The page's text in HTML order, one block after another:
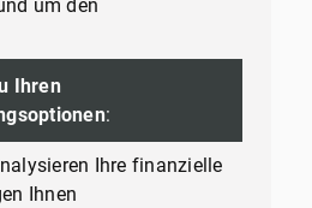
um den
Ihren
:
Ihre finanzielle
Ihnen